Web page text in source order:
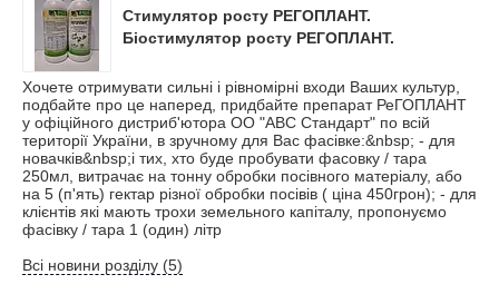
Стимулятор росту РЕГОПЛАНТ.
Біостимулятор росту РЕГОПЛАНТ.
Хочете отримувати сильні і рівномірні входи Ваших культур,
подбайте про це наперед, придбайте препарат РеГОПЛАНТ
у офіційного дистриб'ютора ОО "АВС Стандарт" по всій
території України, в зручному для Вас фасівке:&nbsp; - для
новачків&nbsp;і тих, хто буде пробувати фасовку / тара
250мл, витрачає на тонну обробки посівного матеріалу, або
на 5 (п'ять) гектар різної обробки посівів ( ціна 450грон); - для
клієнтів які мають трохи земельного капіталу, пропонуємо
фасівку / тара 1 (один) літр
Всі новини розділу (5)